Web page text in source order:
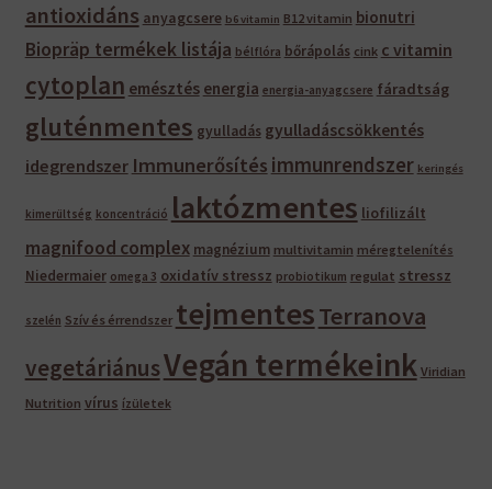
antioxidáns anyagcsere b6 vitamin B12 vitamin bionutri
Biopräp termékek listája bélflóra bőrápolás cink c vitamin
cytoplan emésztés energia energia-anyagcsere fáradtság
gluténmentes gyulladás gyulladáscsökkentés
idegrendszer Immunerősítés immunrendszer keringés
kimerültség koncentráció laktózmentes liofilizált
magnifood complex magnézium multivitamin méregtelenítés
Niedermaier omega 3 oxidatív stressz probiotikum regulat stressz
szelén Szív és érrendszer tejmentesTerranova
vegetáriánusVegán termékeink Viridian
Nutrition vírus ízületek